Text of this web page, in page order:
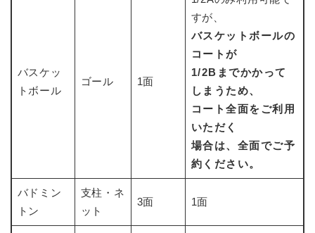
バスケッ
トボール
ゴール 1面
すが、
バスケットボールの
コートが
1/2Bまでかかって
しまうため、
コート全面をご利用
いただく
場合は、全面でご予
約ください。
バドミン
トン
支柱・ネ
ット
3面 1面